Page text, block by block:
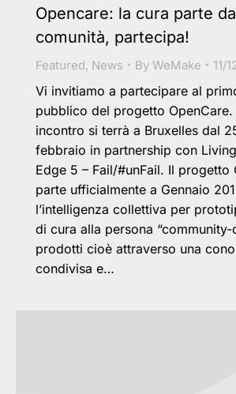
Opencare: la cura parte
comunità, partecipa!
Featured, News By WeMake 11/
Vi invitiamo a partecipare al
pubblico del progetto
incontro si terrà a Bruxelles dal
febbraio in partnership con
Edge 5 – Fail/#unFail. Il progetto
parte ufficialmente a Gennaio
l’intelligenza collettiva per
di cura alla persona “community­-
prodotti cioè attraverso una
condivisa e…